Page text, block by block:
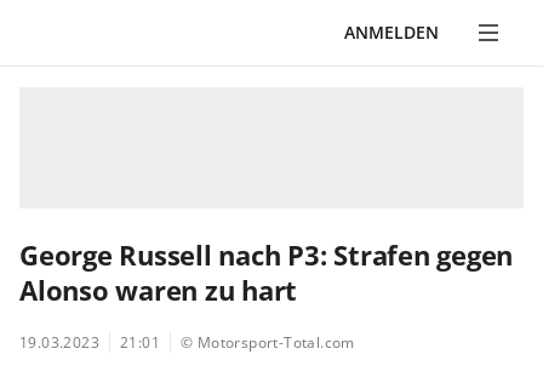
ANMELDEN
George Russell nach P3: Strafen gegen
Alonso waren zu hart
19.03.2023 21:01 © Motorsport-Total.com